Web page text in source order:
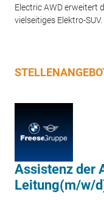
Electric AWD erweitert
vielseitiges Elektro-SUV.
Assistenz der
Leitung(m/w/